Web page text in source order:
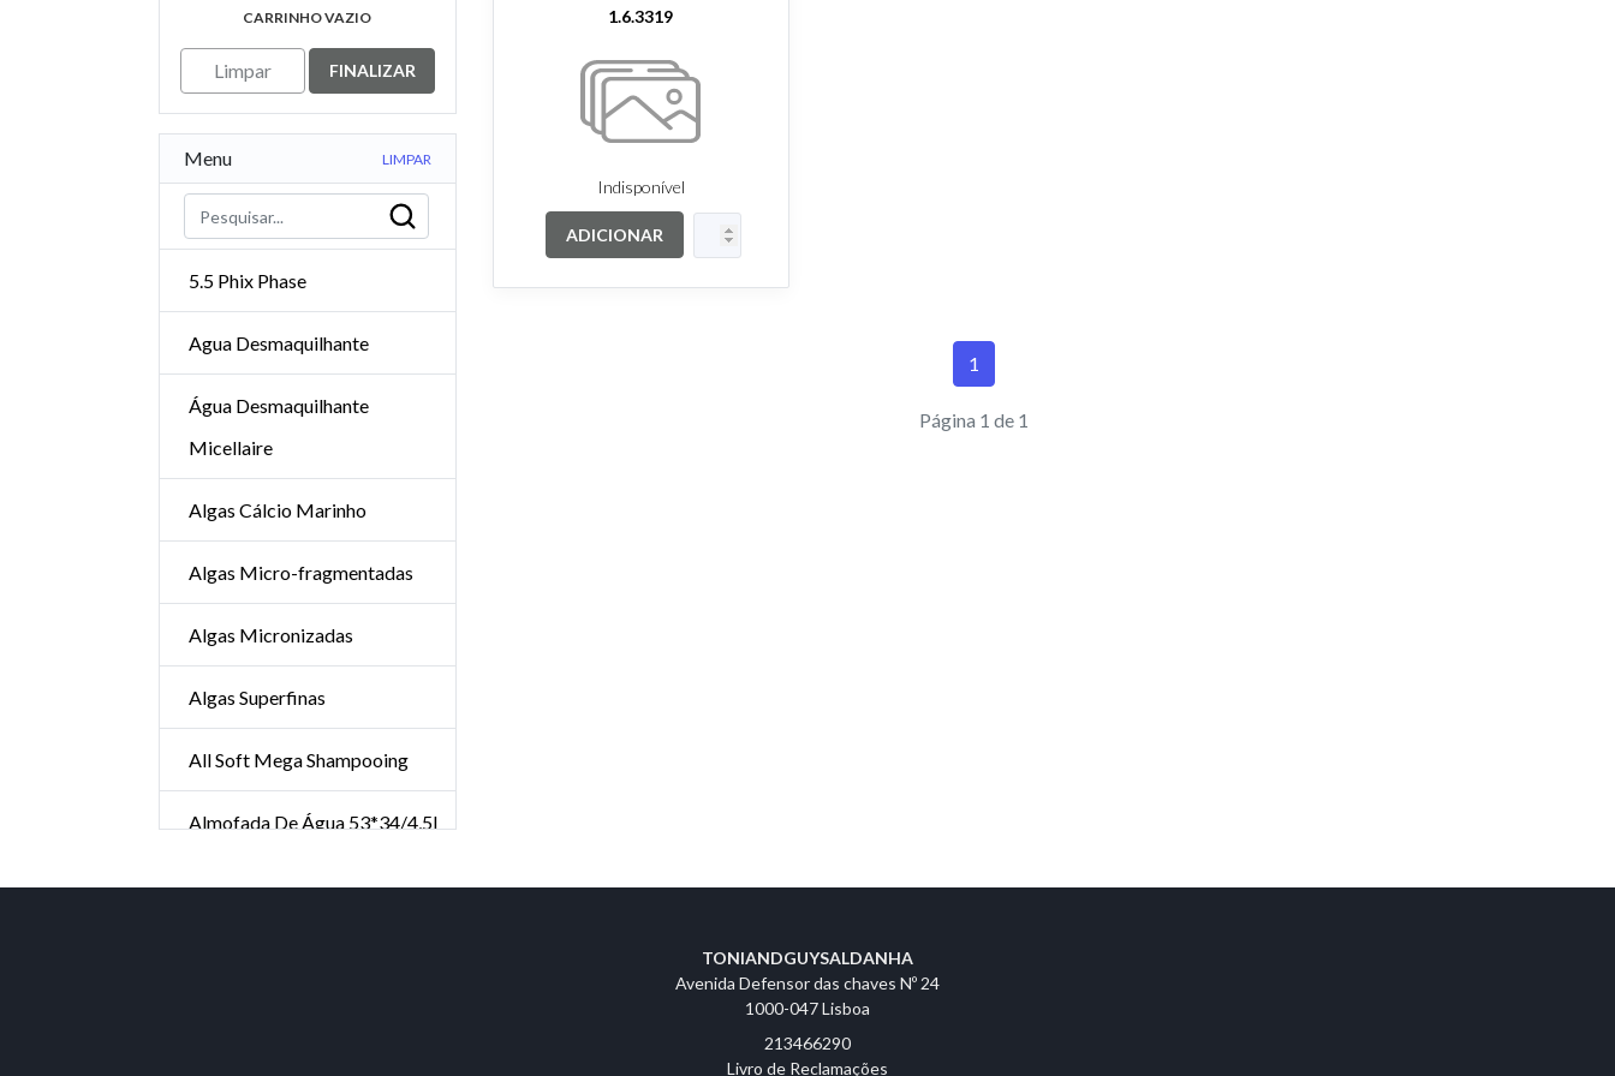
CARRINHO VAZIO
Limpar FINALIZAR
Menu LIMPAR
5.5 Phix Phase
Agua Desmaquilhante
Água Desmaquilhante
Micellaire
Algas Cálcio Marinho
Algas Micro-fragmentadas
Algas Micronizadas
Algas Superfinas
All Soft Mega Shampooing
Almofada De Água 53*34/4,5l
Ambientador
1.6.3319
Indisponível
ADICIONAR
1
Página 1 de 1
TONIANDGUYSALDANHA
Avenida Defensor das chaves Nº 24
1000-047 Lisboa
213466290
Livro de Reclamações